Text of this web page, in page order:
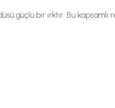
güçlü bir ırktır. Bu